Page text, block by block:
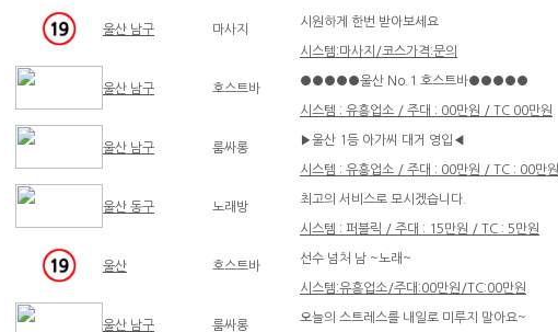
울산 남구 마사지
시원하게 한번 받아보세요
시스템:마사지/코스가격:문의
울산 남구 호스트바
●●●●●울산 No.1 호스트바●●●●●
시스템 : 유흥업소 / 주대 : 00만원 / TC 00만원
울산 남구 룸싸롱
▶울산 1등 아가씨 대거 영입◀
시스템 : 유흥업소 / 주대 : 00만원 / TC : 00만원
울산 동구 노래방
최고의 서비스로 모시겠습니다.
시스템 : 퍼블릭 / 주대 : 15만원 / TC : 5만원
울산 호스트바
선수 넘처 남 ~노래~
시스템:유흥업소/주대:00만원/TC:00만원
울산 남구 룸싸롱
오늘의 스트레스를 내일로 미루지 말아요~